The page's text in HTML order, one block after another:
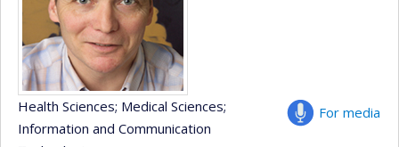
For media
Health Sciences; Medical Sciences;
Information and Communication